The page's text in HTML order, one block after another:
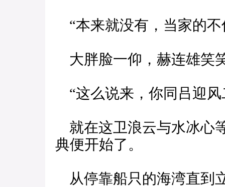
“本来就没有，当家的
大胖脸一仰，赫连雄笑
“这么说来，你同吕迎风
就在这卫浪云与水冰心
典便开始了。
从停靠船只的海湾直到